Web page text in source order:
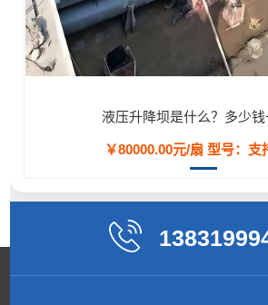
液压升降坝是什么？多少钱
￥80000.00元/扇 型号：支